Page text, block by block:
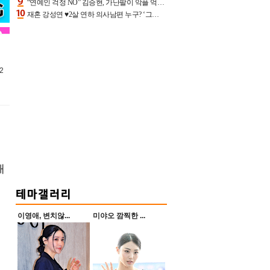
“연예인 걱정 NO” 김승현, 가난팔이 악플 억울할만‥아내+딸과 日 여행
재혼 강성연 ♥2살 연하 의사남편 누구? ‘그알’ 자문의에 훈남 비주얼 초엘리트 스펙 [종합]
이영애, 변치않... 미야오 깜찍한 ...